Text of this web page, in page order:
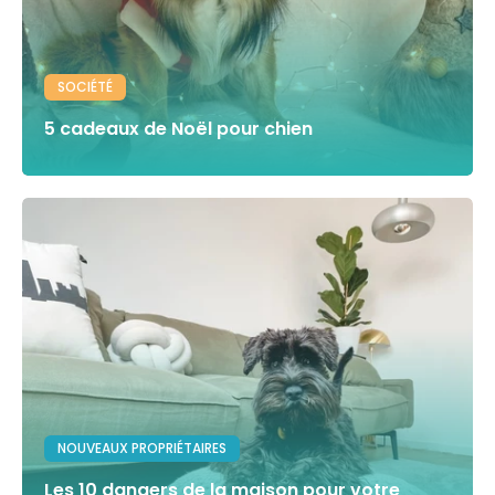
SOCIÉTÉ
5 cadeaux de Noël pour chien
NOUVEAUX PROPRIÉTAIRES
Les 10 dangers de la maison pour votre